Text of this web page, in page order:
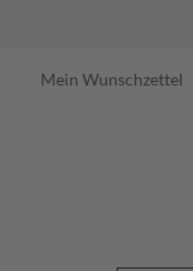
Mein Wunschzettel